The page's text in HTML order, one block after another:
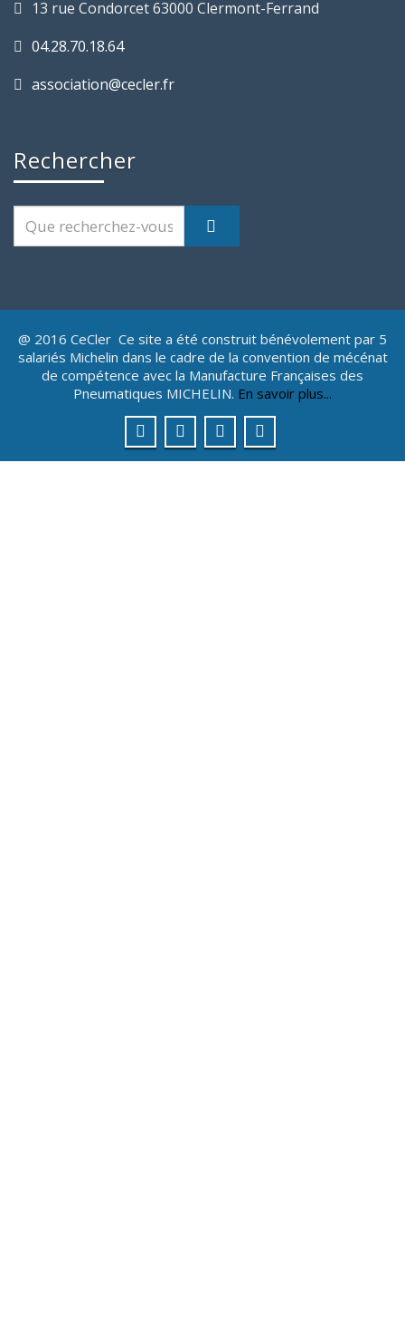
13 rue Condorcet 63000 Clermont-Ferrand
04.28.70.18.64
association@cecler.fr
Rechercher
@ 2016 CeCler Ce site a été construit bénévolement par 5
salariés Michelin dans le cadre de la convention de mécénat
de compétence avec la Manufacture Françaises des
Pneumatiques MICHELIN. En savoir plus...